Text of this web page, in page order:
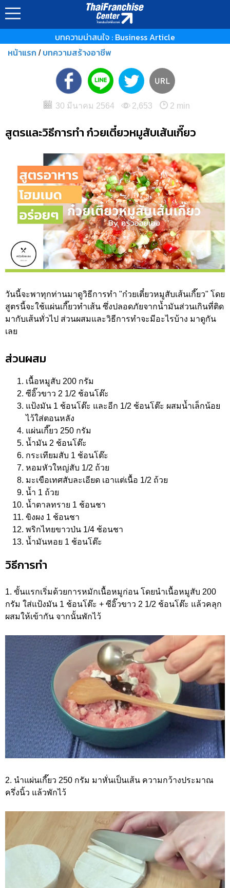
บทความน่าสนใจ : Business Article
หน้าแรก / บทความสร้างอาชีพ
30 มีนาคม 2564 2,653 2 min
สูตรและวิธีการทำ ก๋วยเตี๋ยวหมูสับเส้นเกี๊ยว
วันนี้จะพาทุกท่านมาดูวิธีการทำ "ก๋วยเตี๋ยวหมูสับเส้นเกี๊ยว" โดย
สูตรนี้จะใช้แผ่นเกี๊ยวทำเส้น ซึ่งปลอดภัยจากน้ำมันส่วนเกินที่ติด
มากับเส้นทั่วไป ส่วนผสมและวิธีการทำจะมีอะไรบ้าง มาดูกัน
เลย
ส่วนผสม
เนื้อหมูสับ 200 กรัม
ซีอิ๊วขาว 2 1/2 ช้อนโต๊ะ
แป้งมัน 1 ช้อนโต๊ะ และอีก 1/2 ช้อนโต๊ะ ผสมน้ำเล็กน้อย
ไว้ใส่ตอนหลัง
แผ่นเกี๊ยว 250 กรัม
น้ำมัน 2 ช้อนโต๊ะ
กระเทียมสับ 1 ช้อนโต๊ะ
หอมหัวใหญ่สับ 1/2 ถ้วย
มะเขือเทศสับละเอียด เอาแต่เนื้อ 1/2 ถ้วย
น้ำ 1 ถ้วย
น้ำตาลทราย 1 ช้อนชา
ขิงผง 1 ช้อนชา
พริกไทยขาวป่น 1/4 ช้อนชา
น้ำมันหอย 1 ช้อนโต๊ะ
วิธีการทำ
1. ขั้นแรกเริ่มด้วยการหมักเนื้อหมูก่อน โดยนำเนื้อหมูสับ 200
กรัม ใส่แป้งมัน 1 ช้อนโต๊ะ + ซีอิ๊วขาว 2 1/2 ช้อนโต๊ะ แล้วคลุก
ผสมให้เข้ากัน จากนั้นพักไว้
2. นำแผ่นเกี๊ยว 250 กรัม มาหั่นเป็นเส้น ความกว้างประมาณ
ครึ่งนิ้ว แล้วพักไว้